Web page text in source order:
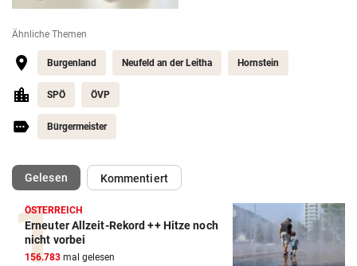
Ähnliche Themen
Burgenland Neufeld an der Leitha Hornstein
SPÖ ÖVP
Bürgermeister
Gelesen(ausgewählt)Kommentiert
ÖSTERREICH
Erneuter Allzeit-Rekord ++ Hitze noch
nicht vorbei
156.783 mal gelesen